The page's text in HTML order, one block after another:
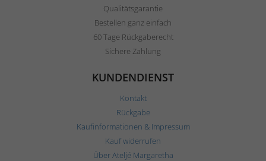
Qualitätsgarantie
Bestellen ganz einfach
60 Tage Rückgaberecht
Sichere Zahlung
KUNDENDIENST
Kontakt
Rückgabe
Kaufinformationen & Impressum
Kauf widerrufen
Über Ateljé Margaretha